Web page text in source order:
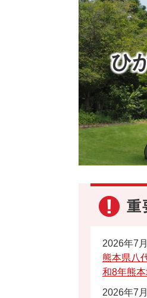
ひ
重
2026年7
熊本県八
和8年熊本
2026年7